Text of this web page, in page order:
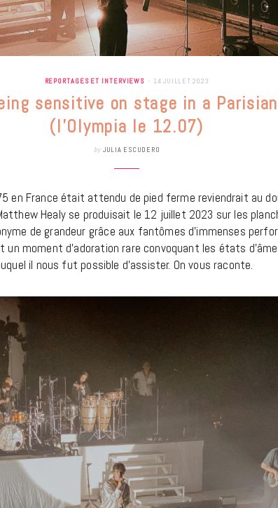
REPORTAGES ET INTERVIEWS 14 JUILLET 2023
sensitive on stage in a
(l’Olympia le 12.07)
by JULIA ESCUDERO
en France était attendu de pied ferme reviendrait au
Healy se produisait le 12 juillet 2023 sur les
de grandeur grâce aux fantômes d’immenses
un moment d’adoration rare convoquant les états
il nous fut possible d’assister. On vous raconte.
à